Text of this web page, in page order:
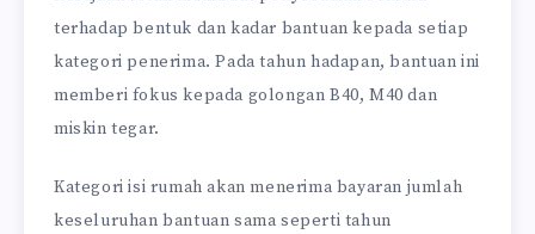
terhadap bentuk dan kadar bantuan kepada setiap
kategori penerima. Pada tahun hadapan, bantuan ini
memberi fokus kepada golongan B40, M40 dan
miskin tegar.
Kategori isi rumah akan menerima bayaran jumlah
keseluruhan bantuan sama seperti tahun